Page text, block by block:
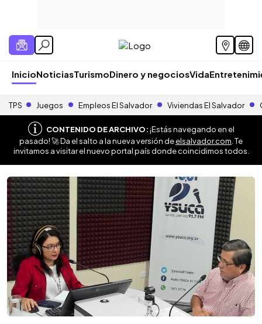
InicioNoticiasTurismoDinero y negociosVida
TPS Juegos Empleos El Salvador Viviendas El Salvador
CONTENIDO DE ARCHIVO:¡Estás navegando en el
pasado! 🚀 Da el salto a la nueva versión deelsalvador.com . Te
invitamos a visitar el nuevo portal país donde coincidimos todos.